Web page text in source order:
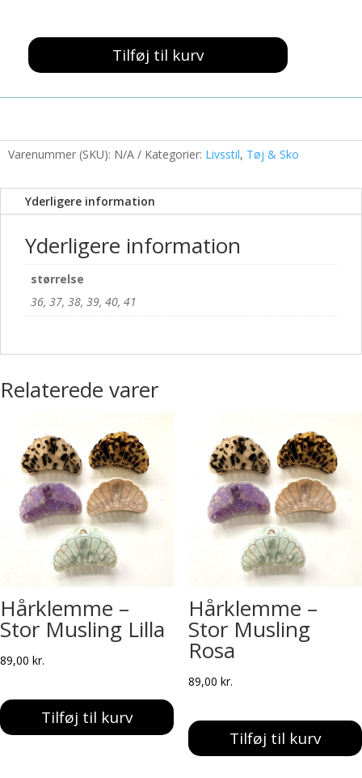
Spidse
Sandaler
Tilføj til kurv
Varenummer (SKU): N/A Kategorier: Livsstil, Tøj & Sko
Yderligere information
Yderligere information
størrelse
36, 37, 38, 39, 40, 41
Relaterede varer
Hårklemme –
Stor Musling Lilla
89,00 kr.
Tilføj til kurv
Hårklemme –
Stor Musling
Rosa
89,00 kr.
Tilføj til kurv